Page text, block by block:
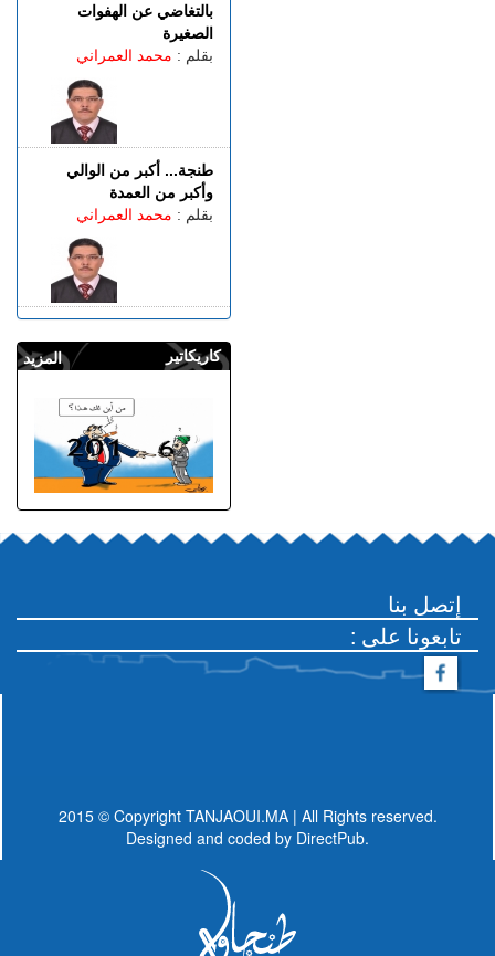
بالتغاضي عن الهفوات
الصغيرة
بقلم : محمد العمراني
طنجة... أكبر من الوالي
وأكبر من العمدة
بقلم : محمد العمراني
المزيد كاريكاتير
إتصل بنا
: تابعونا على
2015 © Copyright TANJAOUI.MA | All Rights reserved.
Designed and coded by DirectPub.